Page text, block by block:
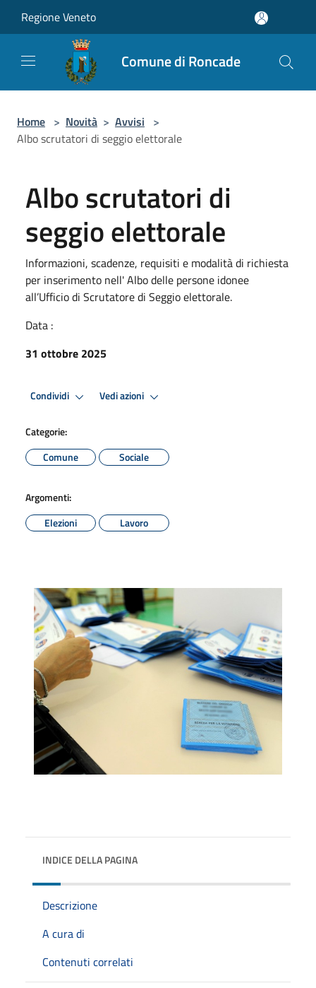
Regione Veneto
Comune di Roncade
Home > Novità > Avvisi >
Albo scrutatori di seggio elettorale
Albo scrutatori di
seggio elettorale
Informazioni, scadenze, requisiti e modalità di richiesta
per inserimento nell' Albo delle persone idonee
all’Ufficio di Scrutatore di Seggio elettorale.
Data :
31 ottobre 2025
Condividi Vedi azioni
Categorie:
Comune
Sociale
Argomenti:
Elezioni
Lavoro
INDICE DELLA PAGINA
Descrizione
A cura di
Contenuti correlati